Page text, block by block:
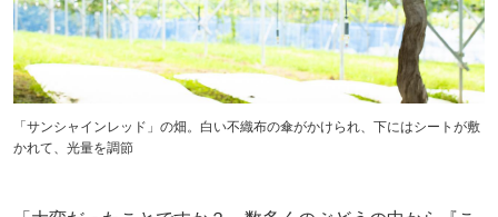
「サンシャインレッド」の畑。白い不織布の傘がかけられ、下にはシートが敷
かれて、光量を調節